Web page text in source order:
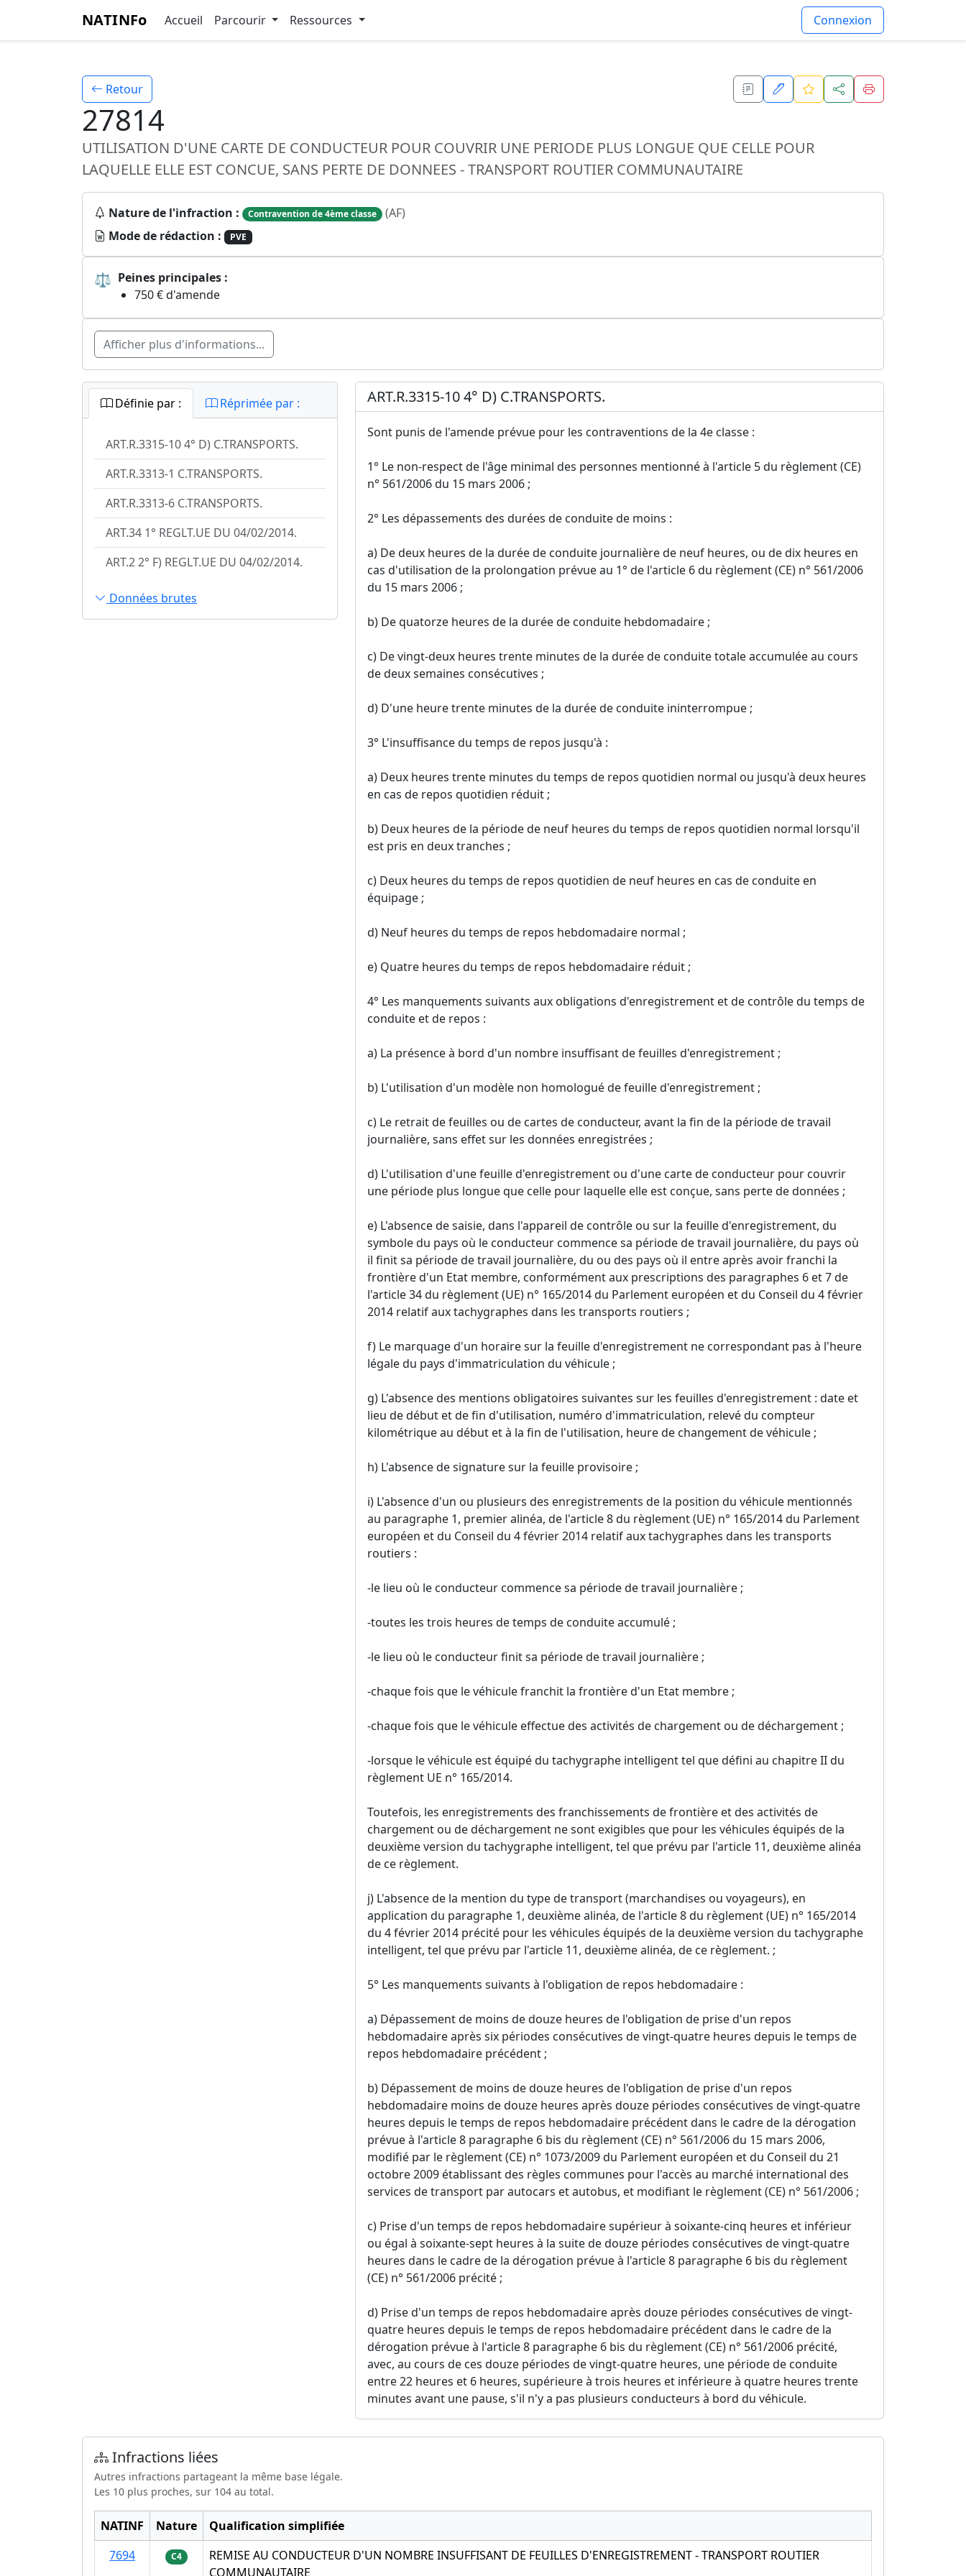
NATINFo Accueil Parcourir Ressources Connexion
Retour
27814
UTILISATION D'UNE CARTE DE CONDUCTEUR POUR COUVRIR UNE PERIODE PLUS LONGUE QUE CELLE POUR
LAQUELLE ELLE EST CONCUE, SANS PERTE DE DONNEES - TRANSPORT ROUTIER COMMUNAUTAIRE
Nature de l'infraction : Contravention de 4ème classe (AF)
Mode de rédaction :
PVE
⚖ Peines principales :
750 € d'amende
Afficher plus d'informations...
Définie par : Réprimée par :
ART.R.3315-10 4° D) C.TRANSPORTS.
ART.R.3313-1 C.TRANSPORTS.
ART.R.3313-6 C.TRANSPORTS.
ART.34 1° REGLT.UE DU 04/02/2014.
ART.2 2° F) REGLT.UE DU 04/02/2014.
Données brutes
ART.R.3315-10 4° D) C.TRANSPORTS.
Sont punis de l'amende prévue pour les contraventions de la 4e classe :
1° Le non-respect de l'âge minimal des personnes mentionné à l'article 5 du règlement (CE)
n° 561/2006 du 15 mars 2006 ;
2° Les dépassements des durées de conduite de moins :
a) De deux heures de la durée de conduite journalière de neuf heures, ou de dix heures en
cas d'utilisation de la prolongation prévue au 1° de l'article 6 du règlement (CE) n° 561/2006
du 15 mars 2006 ;
b) De quatorze heures de la durée de conduite hebdomadaire ;
c) De vingt-deux heures trente minutes de la durée de conduite totale accumulée au cours
de deux semaines consécutives ;
d) D'une heure trente minutes de la durée de conduite ininterrompue ;
3° L'insuffisance du temps de repos jusqu'à :
a) Deux heures trente minutes du temps de repos quotidien normal ou jusqu'à deux heures
en cas de repos quotidien réduit ;
b) Deux heures de la période de neuf heures du temps de repos quotidien normal lorsqu'il
est pris en deux tranches ;
c) Deux heures du temps de repos quotidien de neuf heures en cas de conduite en
équipage ;
d) Neuf heures du temps de repos hebdomadaire normal ;
e) Quatre heures du temps de repos hebdomadaire réduit ;
4° Les manquements suivants aux obligations d'enregistrement et de contrôle du temps de
conduite et de repos :
a) La présence à bord d'un nombre insuffisant de feuilles d'enregistrement ;
b) L'utilisation d'un modèle non homologué de feuille d'enregistrement ;
c) Le retrait de feuilles ou de cartes de conducteur, avant la fin de la période de travail
journalière, sans effet sur les données enregistrées ;
d) L'utilisation d'une feuille d'enregistrement ou d'une carte de conducteur pour couvrir
une période plus longue que celle pour laquelle elle est conçue, sans perte de données ;
e) L'absence de saisie, dans l'appareil de contrôle ou sur la feuille d'enregistrement, du
symbole du pays où le conducteur commence sa période de travail journalière, du pays où
il finit sa période de travail journalière, du ou des pays où il entre après avoir franchi la
frontière d'un Etat membre, conformément aux prescriptions des paragraphes 6 et 7 de
l'article 34 du règlement (UE) n° 165/2014 du Parlement européen et du Conseil du 4 février
2014 relatif aux tachygraphes dans les transports routiers ;
f) Le marquage d'un horaire sur la feuille d'enregistrement ne correspondant pas à l'heure
légale du pays d'immatriculation du véhicule ;
g) L'absence des mentions obligatoires suivantes sur les feuilles d'enregistrement : date et
lieu de début et de fin d'utilisation, numéro d'immatriculation, relevé du compteur
kilométrique au début et à la fin de l'utilisation, heure de changement de véhicule ;
h) L'absence de signature sur la feuille provisoire ;
i) L'absence d'un ou plusieurs des enregistrements de la position du véhicule mentionnés
au paragraphe 1, premier alinéa, de l'article 8 du règlement (UE) n° 165/2014 du Parlement
européen et du Conseil du 4 février 2014 relatif aux tachygraphes dans les transports
routiers :
-le lieu où le conducteur commence sa période de travail journalière ;
-toutes les trois heures de temps de conduite accumulé ;
-le lieu où le conducteur finit sa période de travail journalière ;
-chaque fois que le véhicule franchit la frontière d'un Etat membre ;
-chaque fois que le véhicule effectue des activités de chargement ou de déchargement ;
-lorsque le véhicule est équipé du tachygraphe intelligent tel que défini au chapitre II du
règlement UE n° 165/2014.
Toutefois, les enregistrements des franchissements de frontière et des activités de
chargement ou de déchargement ne sont exigibles que pour les véhicules équipés de la
deuxième version du tachygraphe intelligent, tel que prévu par l'article 11, deuxième alinéa
de ce règlement.
j) L'absence de la mention du type de transport (marchandises ou voyageurs), en
application du paragraphe 1, deuxième alinéa, de l'article 8 du règlement (UE) n° 165/2014
du 4 février 2014 précité pour les véhicules équipés de la deuxième version du tachygraphe
intelligent, tel que prévu par l'article 11, deuxième alinéa, de ce règlement. ;
5° Les manquements suivants à l'obligation de repos hebdomadaire :
a) Dépassement de moins de douze heures de l'obligation de prise d'un repos
hebdomadaire après six périodes consécutives de vingt-quatre heures depuis le temps de
repos hebdomadaire précédent ;
b) Dépassement de moins de douze heures de l'obligation de prise d'un repos
hebdomadaire moins de douze heures après douze périodes consécutives de vingt-quatre
heures depuis le temps de repos hebdomadaire précédent dans le cadre de la dérogation
prévue à l'article 8 paragraphe 6 bis du règlement (CE) n° 561/2006 du 15 mars 2006,
modifié par le règlement (CE) n° 1073/2009 du Parlement européen et du Conseil du 21
octobre 2009 établissant des règles communes pour l'accès au marché international des
services de transport par autocars et autobus, et modifiant le règlement (CE) n° 561/2006 ;
c) Prise d'un temps de repos hebdomadaire supérieur à soixante-cinq heures et inférieur
ou égal à soixante-sept heures à la suite de douze périodes consécutives de vingt-quatre
heures dans le cadre de la dérogation prévue à l'article 8 paragraphe 6 bis du règlement
(CE) n° 561/2006 précité ;
d) Prise d'un temps de repos hebdomadaire après douze périodes consécutives de vingt-
quatre heures depuis le temps de repos hebdomadaire précédent dans le cadre de la
dérogation prévue à l'article 8 paragraphe 6 bis du règlement (CE) n° 561/2006 précité,
avec, au cours de ces douze périodes de vingt-quatre heures, une période de conduite
entre 22 heures et 6 heures, supérieure à trois heures et inférieure à quatre heures trente
minutes avant une pause, s'il n'y a pas plusieurs conducteurs à bord du véhicule.
Infractions liées
Autres infractions partageant la même base légale.
Les 10 plus proches, sur 104 au total.
NATINF Nature
Qualification simplifiée
7694
C4
REMISE AU CONDUCTEUR D'UN NOMBRE INSUFFISANT DE FEUILLES D'ENREGISTREMENT - TRANSPORT ROUTIER
COMMUNAUTAIRE